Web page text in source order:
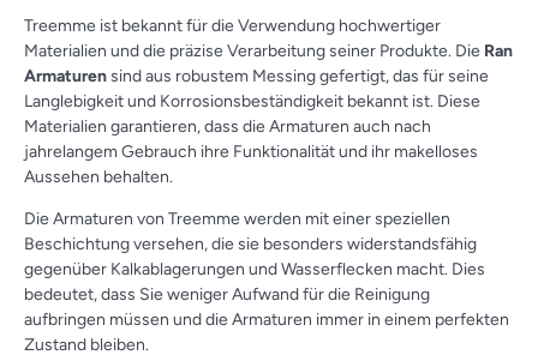
Treemme ist bekannt für die Verwendung hochwertiger
Materialien und die präzise Verarbeitung seiner Produkte. Die Ran
Armaturensind aus robustem Messing gefertigt, das für seine
Langlebigkeit und Korrosionsbeständigkeit bekannt ist. Diese
Materialien garantieren, dass die Armaturen auch nach
jahrelangem Gebrauch ihre Funktionalität und ihr makelloses
Aussehen behalten.
Die Armaturen von Treemme werden mit einer speziellen
Beschichtung versehen, die sie besonders widerstandsfähig
gegenüber Kalkablagerungen und Wasserflecken macht. Dies
bedeutet, dass Sie weniger Aufwand für die Reinigung
aufbringen müssen und die Armaturen immer in einem perfekten
Zustand bleiben.